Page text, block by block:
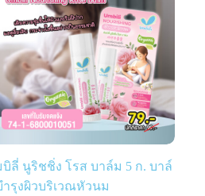
บิลี่ นูริชชิ่ง โรส บาล์ม 5 ก. บาล์
ำรุงผิวบริเวณหัวนม